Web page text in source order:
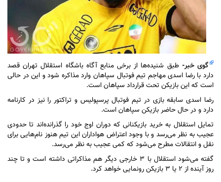
گوی خبر-طبق شنیده‌ها از برخی منابع آگاه باشگاه استقلال تهران قصد
دارد با رضا اسدی مهاجم تیم فوتبال سپاهان وارد مذاکره شود و این در حالی
است که این بازیکن تحت قرارداد سپاهان است.
رضا اسدی سابقه بازی در تیم فوتبال پرسپولیس و تراکتور را نیز در کارنامه
دارد و در حال حاضر بازیکن سپاهان است.
تمایل استقلال به خرید بازیکنانی که دوران اوج خود را گذرانده‌اند تا حدودی
عجیب به نظر می‌رسد و با وجود اعتراض هواداران این تیم هنوز نام‌هایی برای
نقل و انتقالات مطرح می‌شود که کمی عجیب به نظر می‌رسد.
گفته می‌شود استقلال با ۳ خارجی دیگر هم مذاکراتی داشته است و تا چند
روز آینده از ۲ یا ۳ بازیکن رونمایی خواهد کرد.